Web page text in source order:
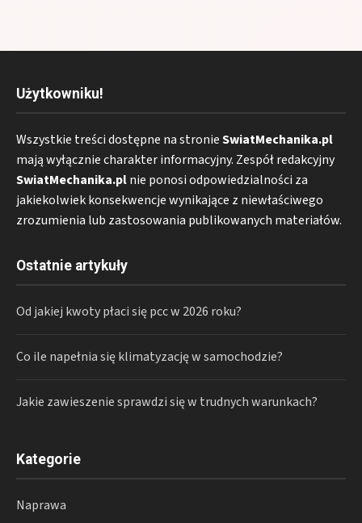
Użytkowniku!
Wszystkie treści dostępne na stronieSwiatMechanika.pl
mają wyłącznie charakter informacyjny. Zespół redakcyjny
SwiatMechanika.plnie ponosi odpowiedzialności za
jakiekolwiek konsekwencje wynikające z niewłaściwego
zrozumienia lub zastosowania publikowanych materiałów.
Ostatnie artykuły
Od jakiej kwoty płaci się pcc w 2026 roku?
Co ile napełnia się klimatyzację w samochodzie?
Jakie zawieszenie sprawdzi się w trudnych warunkach?
Kategorie
Naprawa